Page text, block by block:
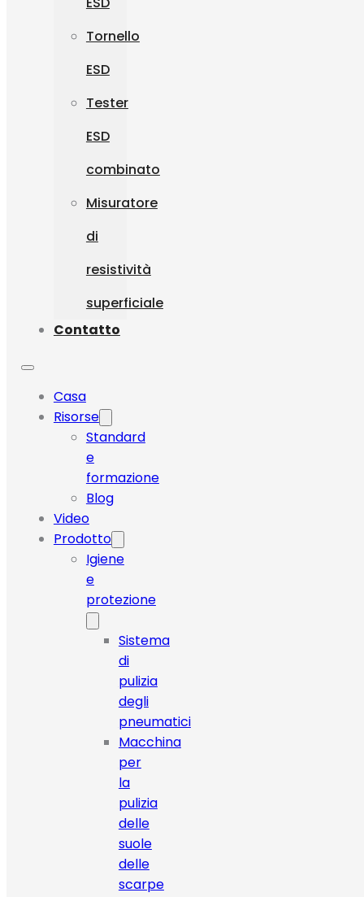
Tornello
ESD
Tester
ESD
combinato
Misuratore
di
resistività
superficiale
Contatto
Casa
Risorse
Standard
e
formazione
Blog
Video
Prodotto
Igiene
e
protezione
Sistema
di
pulizia
degli
pneumatici
Macchina
per
la
pulizia
delle
suole
delle
scarpe